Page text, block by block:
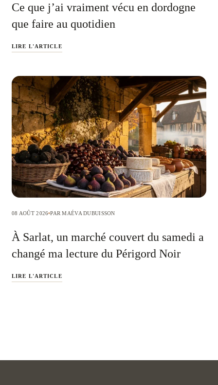
Ce que j’ai vraiment vécu en dordogne
que faire au quotidien
LIRE L'ARTICLE
08 AOÛT 2026 PAR MAÉVA DUBUISSON
À Sarlat, un marché couvert du samedi a
changé ma lecture du Périgord Noir
LIRE L'ARTICLE